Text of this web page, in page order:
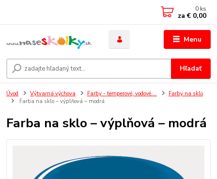
Menu
Hľadať
0 ks
za € 0,00
Úvod Výtvarná výchova Farby - temperové, vodové....
Farby na sklo
Farba na sklo – výplňová – modrá
Farba na sklo – výplňová – modrá